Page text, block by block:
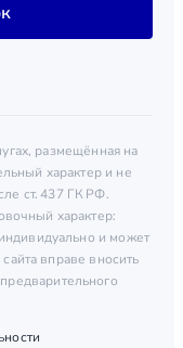
размещённая на
характер и не
ст. 437 ГК РФ.
характер:
и может
вправе вносить